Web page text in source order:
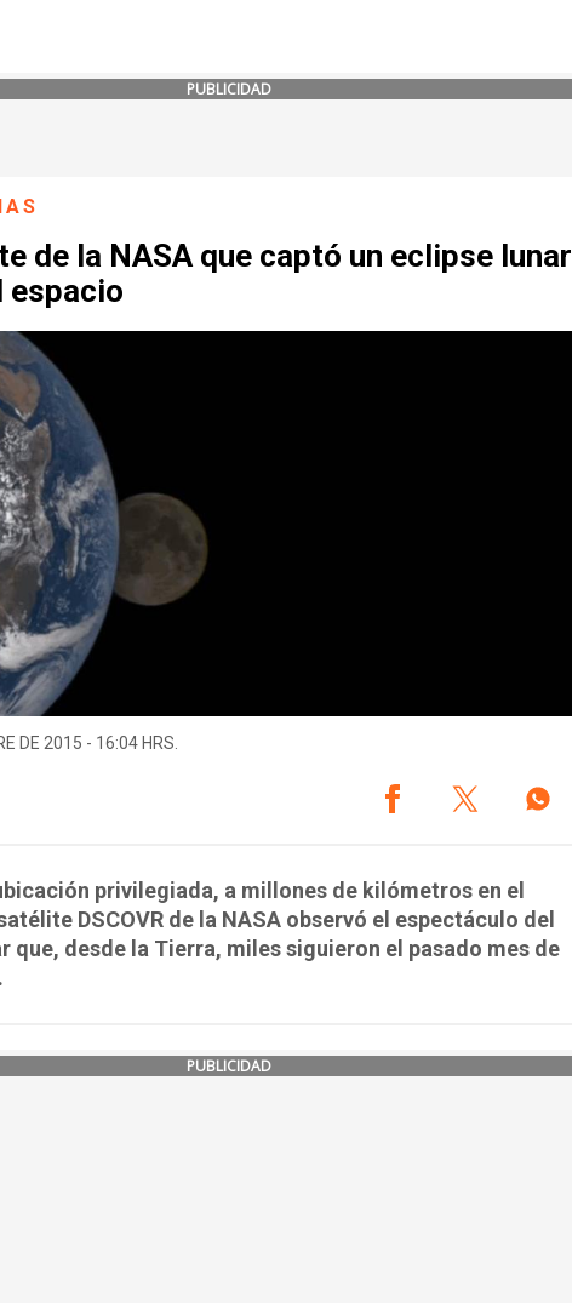
PUBLICIDAD
de la NASA que captó un eclipse lunar
espacio
DE 2015 - 16:04 HRS.
privilegiada, a millones de kilómetros en el
DSCOVR de la NASA observó el espectáculo del
que, desde la Tierra, miles siguieron el pasado mes de
PUBLICIDAD